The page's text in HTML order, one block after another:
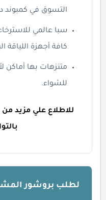
التسوق في كمبوند
سبا عالمي
كافة أجهزة اللياقة
متنزهات بها أماكن
للشواء.
للاطلاع علي مزيد من
لطلب بروشور